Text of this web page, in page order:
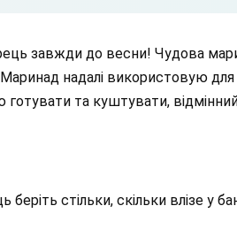
завжди до весни! Чудова
надалі використовую
та куштувати,
беріть стільки, скільки влізе у